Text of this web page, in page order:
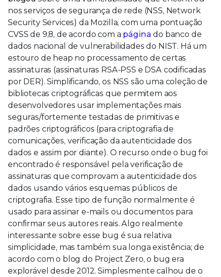
nos serviços de segurança de rede (NSS, Network
Security Services) da Mozilla, com uma pontuação
CVSS de 9,8, de acordo com a página do banco de
dados nacional de vulnerabilidades do NIST. Há um
estouro de heap no processamento de certas
assinaturas (assinaturas RSA-PSS e DSA codificadas
por DER). Simplificando, os NSS são uma coleção de
bibliotecas criptográficas que permitem aos
desenvolvedores usar implementações mais
seguras/fortemente testadas de primitivas e
padrões criptográficos (para criptografia de
comunicações, verificação da autenticidade dos
dados e assim por diante). O recurso onde o bug foi
encontrado é responsável pela verificação de
assinaturas que comprovam a autenticidade dos
dados usando vários esquemas públicos de
criptografia. Esse tipo de função normalmente é
usado para assinar e-mails ou documentos para
confirmar seus autores reais. Algo realmente
interessante sobre esse bug é sua relativa
simplicidade, mas também sua longa existência; de
acordo com o blog do Project Zero, o bug era
explorável desde 2012. Simplesmente calhou de o